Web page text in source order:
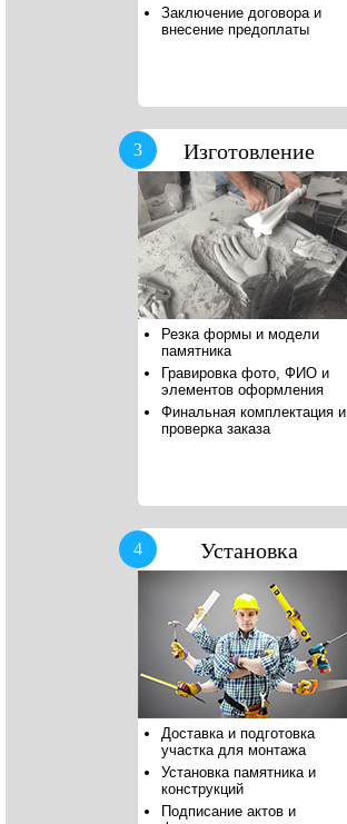
Заключение договора и
внесение предоплаты
3 Изготовление
Резка формы и модели
памятника
Гравировка фото, ФИО и
элементов оформления
Финальная комплектация и
проверка заказа
4 Установка
Доставка и подготовка
участка для монтажа
Установка памятника и
конструкций
Подписание актов и